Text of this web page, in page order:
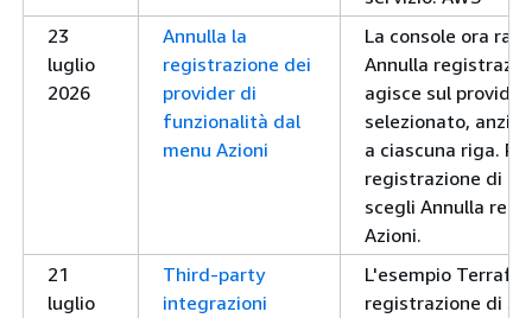
23
luglio
2026
Annulla la
registrazione dei
provider di
funzionalità dal
menu Azioni
La console ora
Annulla
agisce sul
selezionato,
a ciascuna riga.
registrazione di
scegli Annulla
Azioni.
21
luglio
Third-party
integrazioni
L'esempio
registrazione di